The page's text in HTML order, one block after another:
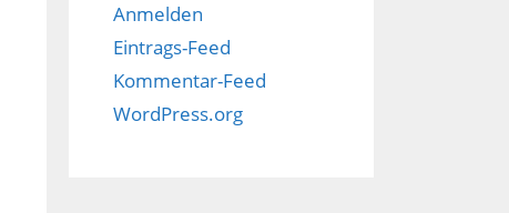
Anmelden
Eintrags-Feed
Kommentar-Feed
WordPress.org